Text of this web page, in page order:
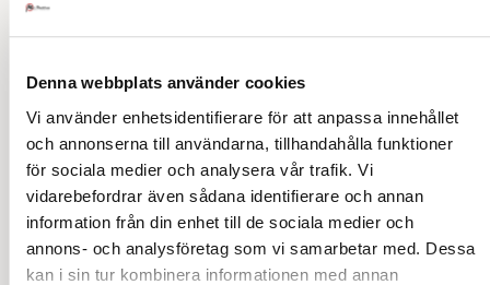
Denna webbplats använder cookies
Vi använder enhetsidentifierare för att anpassa innehållet
och annonserna till användarna, tillhandahålla funktioner
för sociala medier och analysera vår trafik. Vi
vidarebefordrar även sådana identifierare och annan
information från din enhet till de sociala medier och
annons- och analysföretag som vi samarbetar med. Dessa
kan i sin tur kombinera informationen med annan
Svara inte ”hallå” i telefonen – säg ditt namn.
Kepsen/mössan bärs endast utomhus.
”ursäkta?”
eller ”jag hörde inte”.
Hälsa genom handslag och säg både ditt för
och efternamn.
En kindkyss kan bytas ut mot handslag.
Tala inte om för folk att de ser trötta ut.
Läs mer om att hälsa
Tillbaka till innehåll